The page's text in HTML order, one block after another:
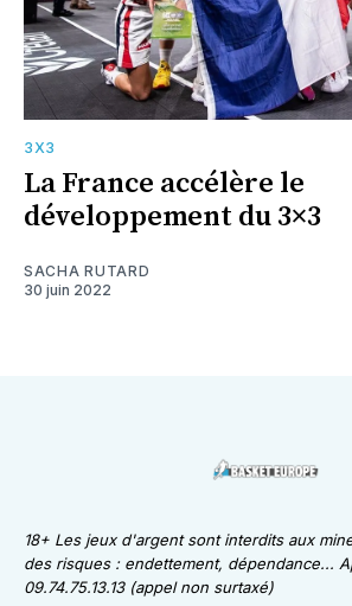
3X3
La France accélère le
développement du 3×3
SACHA RUTARD
30 juin 2022
18+ Les jeux d'argent sont interdits aux
des risques : endettement, dépendance...
09.74.75.13.13 (appel non surtaxé)